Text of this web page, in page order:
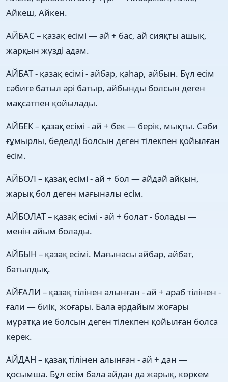
Айкеш, Айкен.
АЙБАС – қазақ есімі — ай + бас, ай сияқты ашық,
жарқын жүзді адам.
АЙБАТ - қазақ есімі - айбар, қаһар, айбын. Бұл есім
сәбиге батыл әрі батыр, айбынды болсын деген
мақсатпен қойылады.
АЙБЕК – қазақ есімі - ай + бек — берік, мықты. Сәби
ғұмырлы, беделді болсын деген тілекпен қойылған
есім.
АЙБОЛ – қазақ есімі - ай + бол — айдай айқын,
жарық бол деген мағыналы есім.
АЙБОЛАТ – қазақ есімі - ай + болат - болады —
менін айым болады.
АЙБЫН – қазақ есімі. Мағынасы айбар, айбат,
батылдық.
АЙҒАЛИ – қазақ тілінен алынған - ай + араб тілінен -
ғали — биік, жоғары. Бала әрдайым жоғары
мұратқа ие болсын деген тілекпен қойылған болса
керек.
АЙДАН – қазақ тілінен алынған - ай + дан —
қосымша. Бұл есім бала айдан да жарық, көркем